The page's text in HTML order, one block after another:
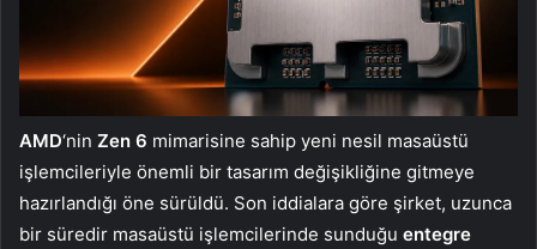
AMD‘nin Zen 6 mimarisine sahip yeni nesil masaüstü
işlemcileriyle önemli bir tasarım değişikliğine gitmeye
hazırlandığı öne sürüldü. Son iddialara göre şirket, uzunca
bir süredir masaüstü işlemcilerinde sunduğu entegre